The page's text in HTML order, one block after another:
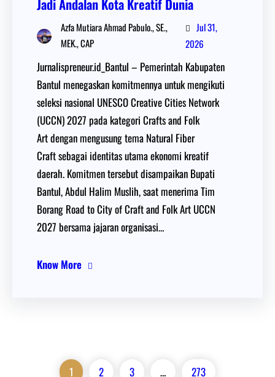
Jadi Andalan Kota Kreatif Dunia
Azfa Mutiara Ahmad Pabulo., SE.,
MEK., CAP
Jul 31,
2026
Jurnalispreneur.id_Bantul – Pemerintah Kabupaten
Bantul menegaskan komitmennya untuk mengikuti
seleksi nasional UNESCO Creative Cities Network
(UCCN) 2027 pada kategori Crafts and Folk
Art dengan mengusung tema Natural Fiber
Craft sebagai identitas utama ekonomi kreatif
daerah. Komitmen tersebut disampaikan Bupati
Bantul, Abdul Halim Muslih, saat menerima Tim
Borang Road to City of Craft and Folk Art UCCN
2027 bersama jajaran organisasi…
Know More
1 2 3 … 273